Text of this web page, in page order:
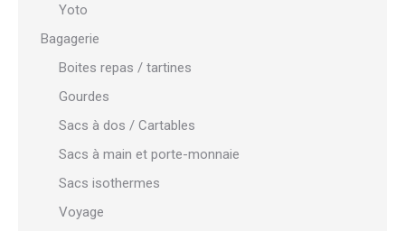
Yoto
Bagagerie
Boites repas / tartines
Gourdes
Sacs à dos / Cartables
Sacs à main et porte-monnaie
Sacs isothermes
Voyage